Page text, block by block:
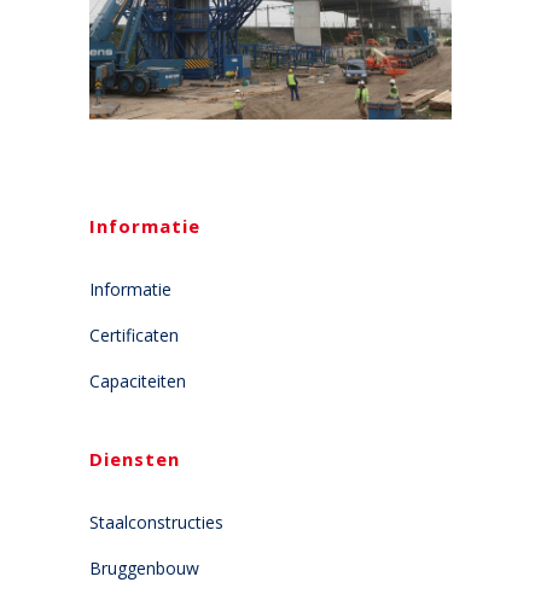
Informatie
Informatie
Certificaten
Capaciteiten
Diensten
Staalconstructies
Bruggenbouw